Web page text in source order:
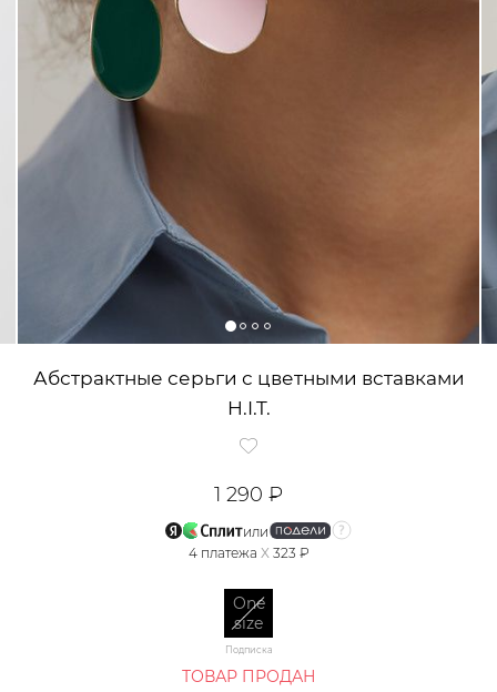
Абстрактные серьги с цветными вставками
H.I.T.
1 290 ₽
или
4 платежа X 323 ₽
One
size
Подписка
ТОВАР ПРОДАН